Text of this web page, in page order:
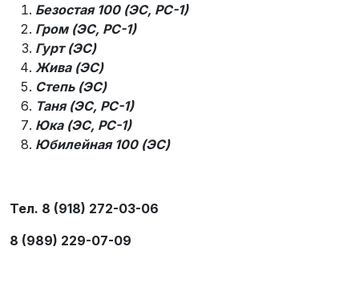
Безостая 100 (ЭС, РС-1)
Гром (ЭС, РС-1)
Гурт (ЭС)
Жива (ЭС)
Степь (ЭС)
Таня (ЭС, РС-1)
Юка (ЭС, РС-1)
Юбилейная 100 (ЭС)
Тел. 8 (918) 272-03-06
8 (989) 229-07-09